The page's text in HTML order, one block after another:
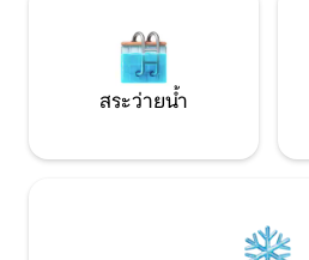
สระว่ายน้ำ